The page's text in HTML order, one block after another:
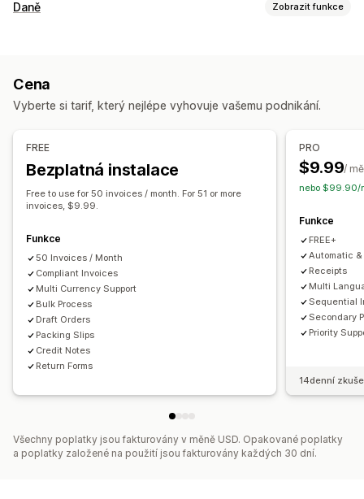
Typy dokumentů
Vracení zboží
Barva a písmo
Čísla faktur
E-mail odesílatele
Výpočet daní
Čárové kódy
Správa souborů
Hromadné stahování
Automatizace e-mailů
Tisk a export
Zabezpečení dat
Postupné číslování
Daně Zobrazit funkce
Vykazování a evidence
Evidence ve více státech Evidence SST
Místní daňová přiznání Export dat
Cena
Vyberte si tarif, který nejlépe vyhovuje vašemu podnikání.
FREE
Bezplatná instalace
Free to use for 50 invoices / month. For 51 or more
invoices, $9.99.
Funkce
50 Invoices / Month
Compliant Invoices
Multi Currency Support
Bulk Process
Draft Orders
Packing Slips
Credit Notes
Return Forms
PRO
$9.99/
nebo $99.90/
Funkce
FREE+
Automatic
Receipts
Multi
Sequential
Secondary
Priority
14denní
Všechny poplatky jsou fakturovány v měně USD. Opakované poplatky
a poplatky založené na použití jsou fakturovány každých 30 dní.